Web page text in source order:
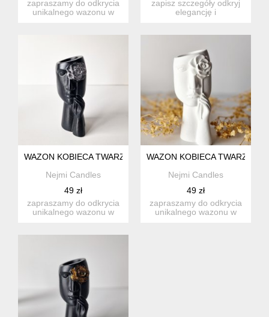
zapraszamy do odkrycia
unikalnego wazonu w
zapisz szczegóły odkryj
elegancję i
WAZON KOBIECA TWARZ - FLOWER BLACK SILVER
Nejmi Candles
49 zł
zapraszamy do odkrycia
unikalnego wazonu w
WAZON KOBIECA TWARZ -
Nejmi Candles
49 zł
zapraszamy do odkrycia
unikalnego wazonu w